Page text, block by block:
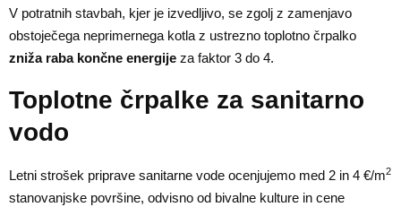
V potratnih stavbah, kjer je izvedljivo, se zgolj z zamenjavo
obstoječega neprimernega kotla z ustrezno toplotno črpalko
zniža raba končne energije za faktor 3 do 4.
Toplotne črpalke za sanitarno
vodo
Letni strošek priprave sanitarne vode ocenjujemo med 2 in 4 €/m2
stanovanjske površine, odvisno od bivalne kulture in cene